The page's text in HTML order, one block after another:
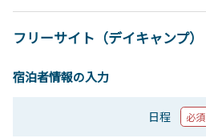
フリーサイト（デイキャンプ）
宿泊者情報の入力
日程 必須